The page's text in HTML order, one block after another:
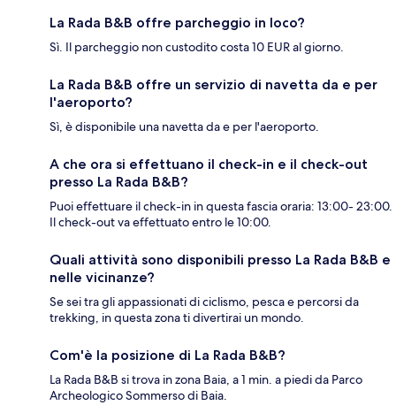
La Rada B&B offre parcheggio in loco?
Sì. Il parcheggio non custodito costa 10 EUR al giorno.
La Rada B&B offre un servizio di navetta da e per
l'aeroporto?
Sì, è disponibile una navetta da e per l'aeroporto.
A che ora si effettuano il check-in e il check-out
presso La Rada B&B?
Puoi effettuare il check-in in questa fascia oraria: 13:00- 23:00.
Il check-out va effettuato entro le 10:00.
Quali attività sono disponibili presso La Rada B&B e
nelle vicinanze?
Se sei tra gli appassionati di ciclismo, pesca e percorsi da
trekking, in questa zona ti divertirai un mondo.
Com'è la posizione di La Rada B&B?
La Rada B&B si trova in zona Baia, a 1 min. a piedi da Parco
Archeologico Sommerso di Baia.